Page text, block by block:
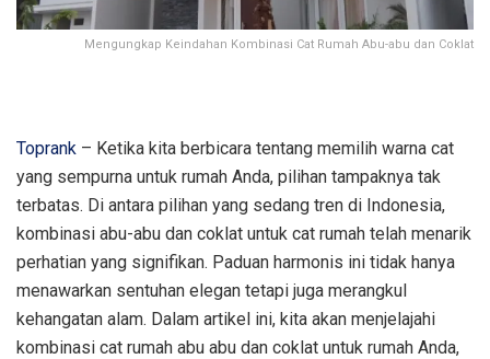
Mengungkap Keindahan Kombinasi Cat Rumah Abu-abu dan Coklat
Toprank – Ketika kita berbicara tentang memilih warna cat
yang sempurna untuk rumah Anda, pilihan tampaknya tak
terbatas. Di antara pilihan yang sedang tren di Indonesia,
kombinasi abu-abu dan coklat untuk cat rumah telah menarik
perhatian yang signifikan. Paduan harmonis ini tidak hanya
menawarkan sentuhan elegan tetapi juga merangkul
kehangatan alam. Dalam artikel ini, kita akan menjelajahi
kombinasi cat rumah abu abu dan coklat untuk rumah Anda,